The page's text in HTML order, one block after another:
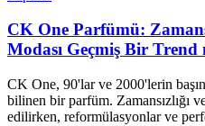
CK One Parfümü:
Modası Geçmiş Bir Trend
CK One, 90'lar ve 2000'lerin
bilinen bir parfüm. Zamansızlığı
edilirken, reformülasyonlar ve